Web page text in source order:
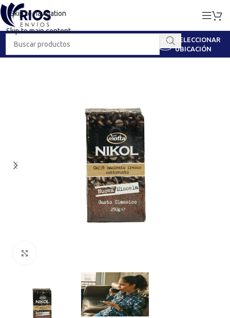
Skip to navigation
Skip to main content
SELECCIONAR
UBICACIÓN